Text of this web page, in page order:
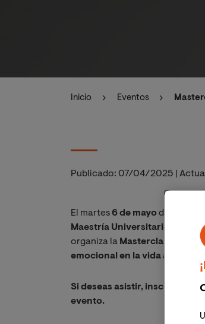
Inicio Eventos
Publicado: 07/04/2025
El martes6 de mayode 2025 a
Maestría Universitario en
organiza la Masterclass
emocional en la vida adulta”
Si deseas asistir, inscríbete y
evento.